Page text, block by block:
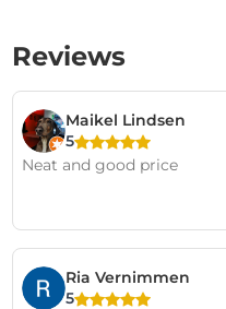
Reviews
Maikel Lindsen
5
Neat and good price
Ria Vernimmen
5